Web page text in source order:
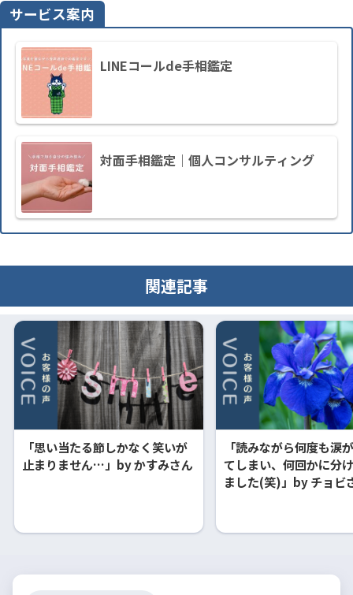
サービス案内
LINEコールde手相鑑定
対面手相鑑定｜個人コンサルティング
関連記事
「思い当たる節しかなく笑いが
止まりません…」by かすみさん
「読みながら何度も涙
てしまい、何回かに分
ました(笑)」by チョビ